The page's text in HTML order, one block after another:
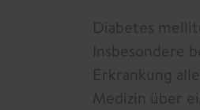
Diabetes
Insbesondere
Erkrankung
Medizin über